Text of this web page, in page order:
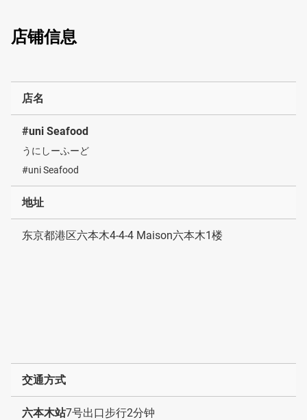
店铺信息
店名
#uni Seafood
うにしーふーど
#uni Seafood
地址
东京都港区六本木4-4-4 Maison六本木1楼
交通方式
六本木站7号出口步行2分钟